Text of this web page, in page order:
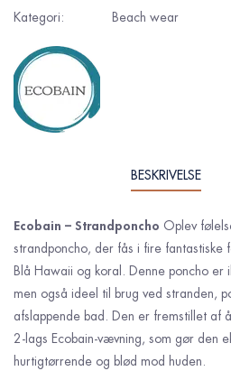
Kategori:
Beach wear
BESKRIVELSE
Ecobain – Strandponcho Oplev
strandponcho, der fås i fire
Blå Hawaii og koral. Denne poncho er
men også ideel til brug ved stranden,
afslappende bad. Den er fremstillet af
2-lags Ecobain-vævning, som gør den
hurtigtørrende og blød mod huden.